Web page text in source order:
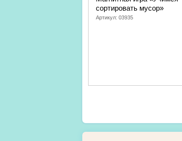
сортировать мусор»
Артикул: 03935